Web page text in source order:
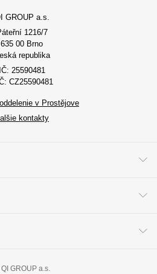
GROUP a.s.
1216/7
635 00 Brno
republika
IČ: 25590481
CZ25590481
v Prostějove
kontakty
GROUP a.s.